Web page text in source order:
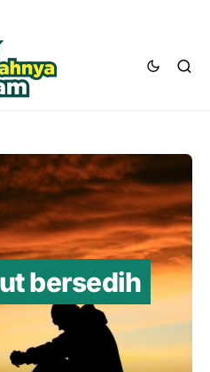
bersedih